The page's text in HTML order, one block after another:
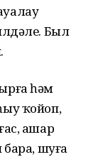
Был
һәм
ҡойоп,
ашар
бара, шуға